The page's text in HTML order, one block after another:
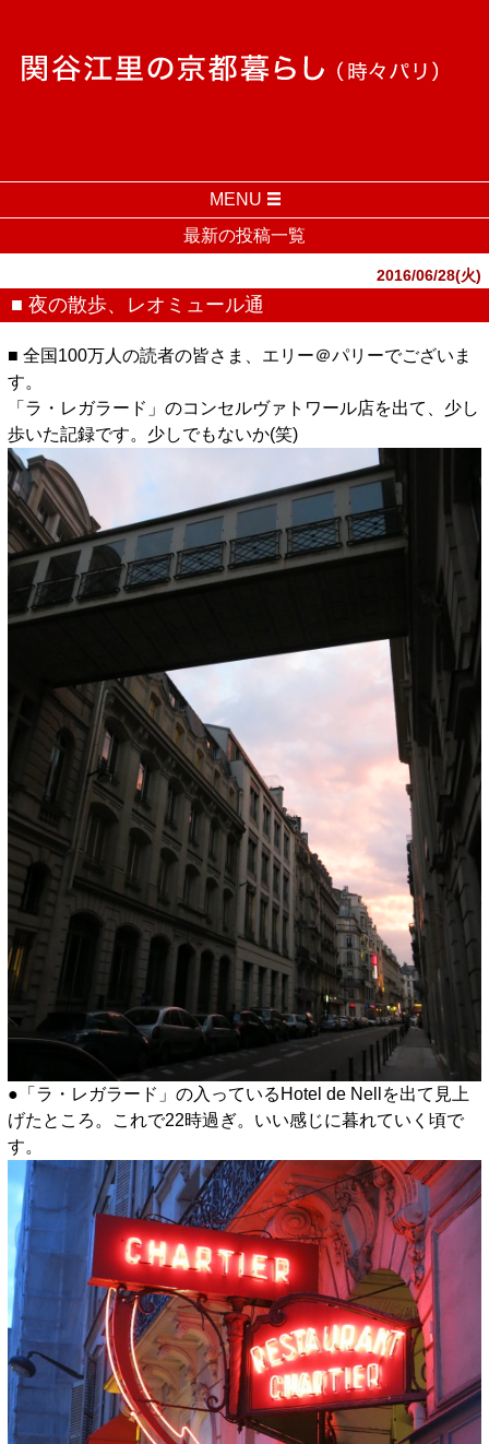
MENU
最新の投稿一覧
2016/06/28(火)
■ 夜の散歩、レオミュール通
■ 全国100万人の読者の皆さま、エリー＠パリーでございま
す。
「ラ・レガラード」のコンセルヴァトワール店を出て、少し
歩いた記録です。少しでもないか(笑)
●「ラ・レガラード」の入っているHotel de Nellを出て見上
げたところ。これで22時過ぎ。いい感じに暮れていく頃で
す。